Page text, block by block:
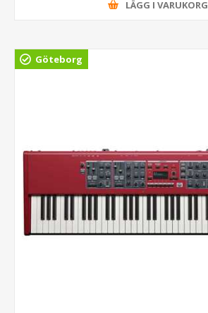
LÄGG I VARUKORG
Göteborg